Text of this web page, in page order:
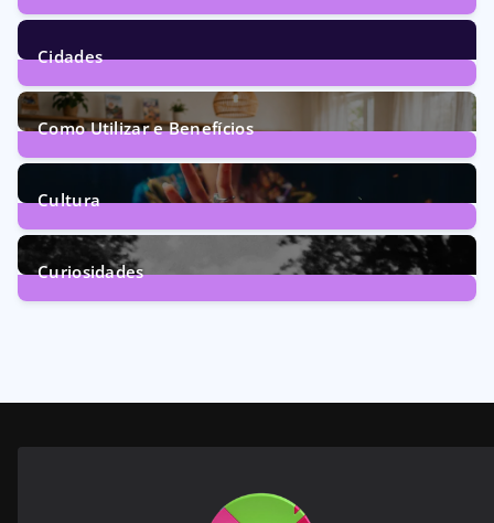
1Post
Cidades
72Posts
Como Utilizar e Benefícios
160Posts
Cultura
246Posts
Curiosidades